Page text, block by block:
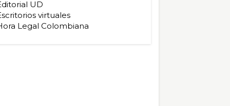
Kaspersky®
Editorial UD